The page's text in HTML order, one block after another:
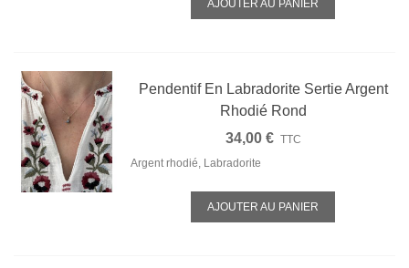
AJOUTER AU PANIER
Pendentif En Labradorite Sertie Argent
Rhodié Rond
34,00 € TTC
Argent rhodié, Labradorite
AJOUTER AU PANIER